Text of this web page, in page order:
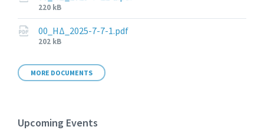
File
size:
220 kB
00_ΗΔ_2025-7-7-1.pdf
File
202 kB
MORE DOCUMENTS
Upcoming Events